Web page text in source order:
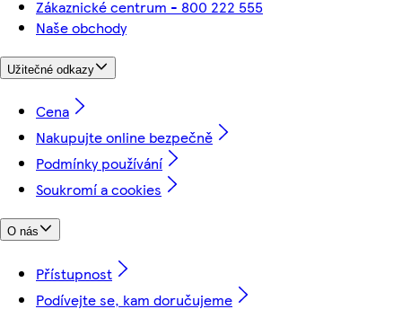
Zákaznické centrum - 800 222 555
Naše obchody
Užitečné odkazy
Cena
Nakupujte online bezpečně
Podmínky používání
Soukromí a cookies
O nás
Přístupnost
Podívejte se, kam doručujeme